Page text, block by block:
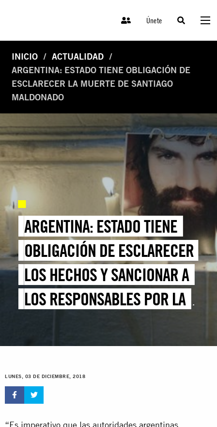
Únete
INICIO
ACTUALIDAD
ARGENTINA: ESTADO TIENE OBLIGACIÓN DE
ESCLARECER LA MUERTE DE SANTIAGO
MALDONADO
ARGENTINA: ESTADO TIENE
OBLIGACIÓN DE ESCLARECER
LOS HECHOS Y SANCIONAR A
LOS RESPONSABLES POR LA
MALDONADO
LUNES, 03 DE DICIEMBRE, 2018
“Es imperativo que las autoridades argentinas